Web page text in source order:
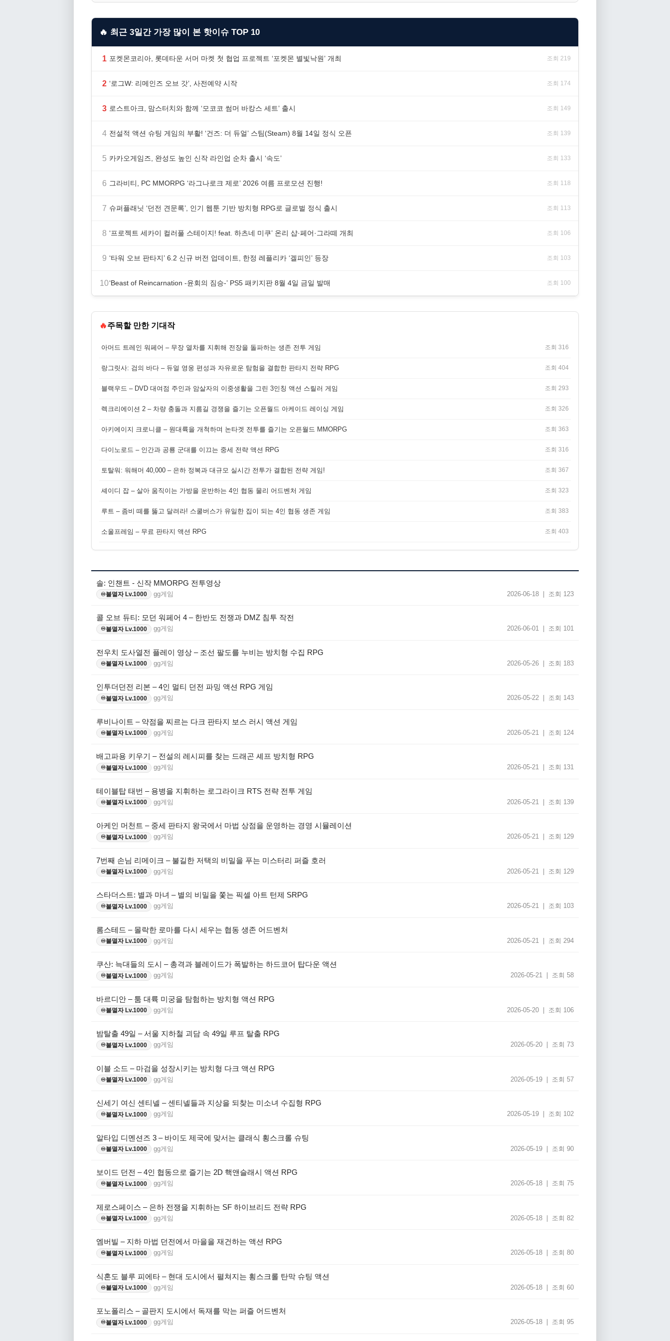
🔥 최근 3일간 가장 많이 본 핫이슈 TOP 10
1 포켓몬코리아, 롯데타운 서머 마켓 첫 협업 프로젝트 ‘포켓몬 별빛낙원’ 개최 조회 219
2 ‘로그W: 리메인즈 오브 갓’, 사전예약 시작 조회 174
3 로스트아크, 맘스터치와 함께 ‘모코코 썸머 바캉스 세트’ 출시 조회 149
4 전설적 액션 슈팅 게임의 부활! ‘건즈: 더 듀얼’ 스팀(Steam) 8월 14일 정식 오픈 조회 139
5 카카오게임즈, 완성도 높인 신작 라인업 순차 출시 ‘속도’ 조회 133
6 그라비티, PC MMORPG ‘라그나로크 제로’ 2026 여름 프로모션 진행! 조회 118
7 슈퍼플래닛 ‘던전 견문록’, 인기 웹툰 기반 방치형 RPG로 글로벌 정식 출시 조회 113
8 ‘프로젝트 세카이 컬러풀 스테이지! feat. 하츠네 미쿠’ 온리 샵·페어·그라떼 개최 조회 106
9 ‘타워 오브 판타지’ 6.2 신규 버전 업데이트, 한정 레플리카 ‘겔피인’ 등장 조회 103
10‘Beast of Reincarnation -윤회의 짐승-’ PS5 패키지판 8월 4일 금일 발매 조회 100
🔥주목할 만한 기대작
아머드 트레인 워페어 – 무장 열차를 지휘해 전장을 돌파하는 생존 전투 게임 조회 316
랑그릿사: 검의 바다 – 듀얼 영웅 편성과 자유로운 탐험을 결합한 판타지 전략 RPG 조회 404
블랙우드 – DVD 대여점 주인과 암살자의 이중생활을 그린 3인칭 액션 스릴러 게임 조회 293
렉크리에이션 2 – 차량 충돌과 지름길 경쟁을 즐기는 오픈월드 아케이드 레이싱 게임 조회 326
아키에이지 크로니클 – 원대륙을 개척하며 논타겟 전투를 즐기는 오픈월드 MMORPG 조회 363
다이노로드 – 인간과 공룡 군대를 이끄는 중세 전략 액션 RPG 조회 316
토탈워: 워해머 40,000 – 은하 정복과 대규모 실시간 전투가 결합된 전략 게임! 조회 367
셰이디 잡 – 살아 움직이는 가방을 운반하는 4인 협동 물리 어드벤처 게임 조회 323
루트 – 좀비 떼를 뚫고 달려라! 스쿨버스가 유일한 집이 되는 4인 협동 생존 게임 조회 383
소울프레임 – 무료 판타지 액션 RPG 조회 403
솔: 인챈트 - 신작 MMORPG 전투영상
♾️불멸자 Lv.1000 gg게임 2026-06-18 | 조회 123
콜 오브 듀티: 모던 워페어 4 – 한반도 전쟁과 DMZ 침투 작전
♾️불멸자 Lv.1000 gg게임 2026-06-01 | 조회 101
전우치 도사열전 플레이 영상 – 조선 팔도를 누비는 방치형 수집 RPG
♾️불멸자 Lv.1000 gg게임 2026-05-26 | 조회 183
인투더던전 리본 – 4인 멀티 던전 파밍 액션 RPG 게임
♾️불멸자 Lv.1000 gg게임 2026-05-22 | 조회 143
루비나이트 – 약점을 찌르는 다크 판타지 보스 러시 액션 게임
♾️불멸자 Lv.1000 gg게임 2026-05-21 | 조회 124
배고파용 키우기 – 전설의 레시피를 찾는 드래곤 셰프 방치형 RPG
♾️불멸자 Lv.1000 gg게임 2026-05-21 | 조회 131
테이블탑 태번 – 용병을 지휘하는 로그라이크 RTS 전략 전투 게임
♾️불멸자 Lv.1000 gg게임 2026-05-21 | 조회 139
아케인 머천트 – 중세 판타지 왕국에서 마법 상점을 운영하는 경영 시뮬레이션
♾️불멸자 Lv.1000 gg게임 2026-05-21 | 조회 129
7번째 손님 리메이크 – 불길한 저택의 비밀을 푸는 미스터리 퍼즐 호러
♾️불멸자 Lv.1000 gg게임 2026-05-21 | 조회 129
스타더스트: 별과 마녀 – 별의 비밀을 쫓는 픽셀 아트 턴제 SRPG
♾️불멸자 Lv.1000 gg게임 2026-05-21 | 조회 103
롬스테드 – 몰락한 로마를 다시 세우는 협동 생존 어드벤처
♾️불멸자 Lv.1000 gg게임 2026-05-21 | 조회 294
쿠산: 늑대들의 도시 – 총격과 블레이드가 폭발하는 하드코어 탑다운 액션
♾️불멸자 Lv.1000 gg게임 2026-05-21 | 조회 58
바르디안 – 툼 대륙 미궁을 탐험하는 방치형 액션 RPG
♾️불멸자 Lv.1000 gg게임 2026-05-20 | 조회 106
밤탈출 49일 – 서울 지하철 괴담 속 49일 루프 탈출 RPG
♾️불멸자 Lv.1000 gg게임 2026-05-20 | 조회 73
이블 소드 – 마검을 성장시키는 방치형 다크 액션 RPG
♾️불멸자 Lv.1000 gg게임 2026-05-19 | 조회 57
신세기 여신 센티넬 – 센티넬들과 지상을 되찾는 미소녀 수집형 RPG
♾️불멸자 Lv.1000 gg게임 2026-05-19 | 조회 102
알타입 디멘션즈 3 – 바이도 제국에 맞서는 클래식 횡스크롤 슈팅
♾️불멸자 Lv.1000 gg게임 2026-05-19 | 조회 90
보이드 던전 – 4인 협동으로 즐기는 2D 핵앤슬래시 액션 RPG
♾️불멸자 Lv.1000 gg게임 2026-05-18 | 조회 75
제로스페이스 – 은하 전쟁을 지휘하는 SF 하이브리드 전략 RPG
♾️불멸자 Lv.1000 gg게임 2026-05-18 | 조회 82
엠버빌 – 지하 마법 던전에서 마을을 재건하는 액션 RPG
♾️불멸자 Lv.1000 gg게임 2026-05-18 | 조회 80
식혼도 블루 피에타 – 현대 도시에서 펼쳐지는 횡스크롤 탄막 슈팅 액션
♾️불멸자 Lv.1000 gg게임 2026-05-18 | 조회 60
포노폴리스 – 골판지 도시에서 독재를 막는 퍼즐 어드벤처
♾️불멸자 Lv.1000 gg게임 2026-05-18 | 조회 95